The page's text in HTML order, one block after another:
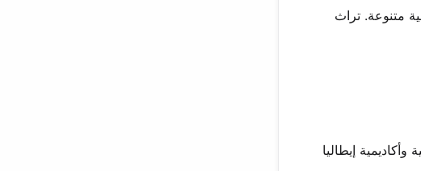
متنوعة. تراث
إيطاليا